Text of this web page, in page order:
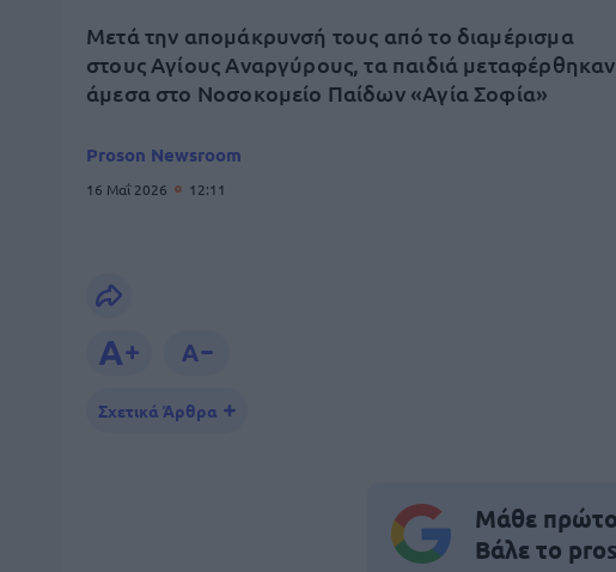
Μετά την απομάκρυνσή τους από το διαμέρισμα
στους Αγίους Αναργύρους, τα παιδιά μεταφέρθηκαν
άμεσα στο Νοσοκομείο Παίδων «Αγία Σοφία»
Proson Newsroom
16 Μαΐ 2026 12:11
Σχετικά Άρθρα
Μάθε
Βάλε το